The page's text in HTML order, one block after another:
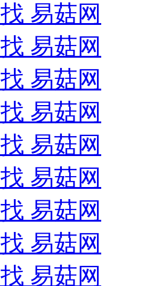
找 易菇网
找 易菇网
找 易菇网
找 易菇网
找 易菇网
找 易菇网
找 易菇网
找 易菇网
找 易菇网